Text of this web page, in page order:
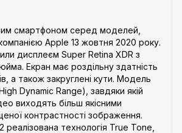
смартфоном серед моделей,
Apple 13 жовтня 2020 року.
дисплеєм Super Retina XDR з
Екран має роздільну здатність
а також закруглені кути. Модель
Dynamic Range), завдяки якій
виходять більш якісними
контрастності зображення.
реалізована технологія True Tone,